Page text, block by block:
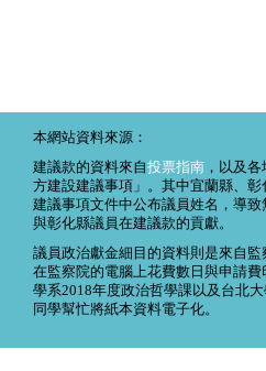
本網站資料來源：
建議款的資料來自投票指南 ，以及
方建設建議事項」。其中宜蘭縣、
建議事項文件中公布議員姓名，導
與彰化縣議員在建議款的貢獻。
議員政治獻金細目的資料則是來自
在監察院的電腦上花費數日與申請
學系2018年度政治哲學課以及台北
同學幫忙將紙本資料電子化。